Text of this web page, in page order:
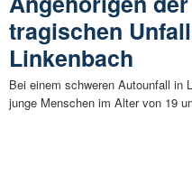
tragischen
Linkenbach
Bei einem schweren Autounfall in
junge Menschen im Alter von 19